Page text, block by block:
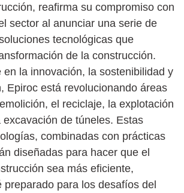
reafirma su compromiso con
sector al anunciar una serie de
tecnológicas que
de la construcción.
en la innovación, la sostenibilidad y
Epiroc está revolucionando áreas
el reciclaje, la explotación
de túneles. Estas
combinadas con prácticas
diseñadas para hacer que el
sea más eficiente,
preparado para los desafíos del